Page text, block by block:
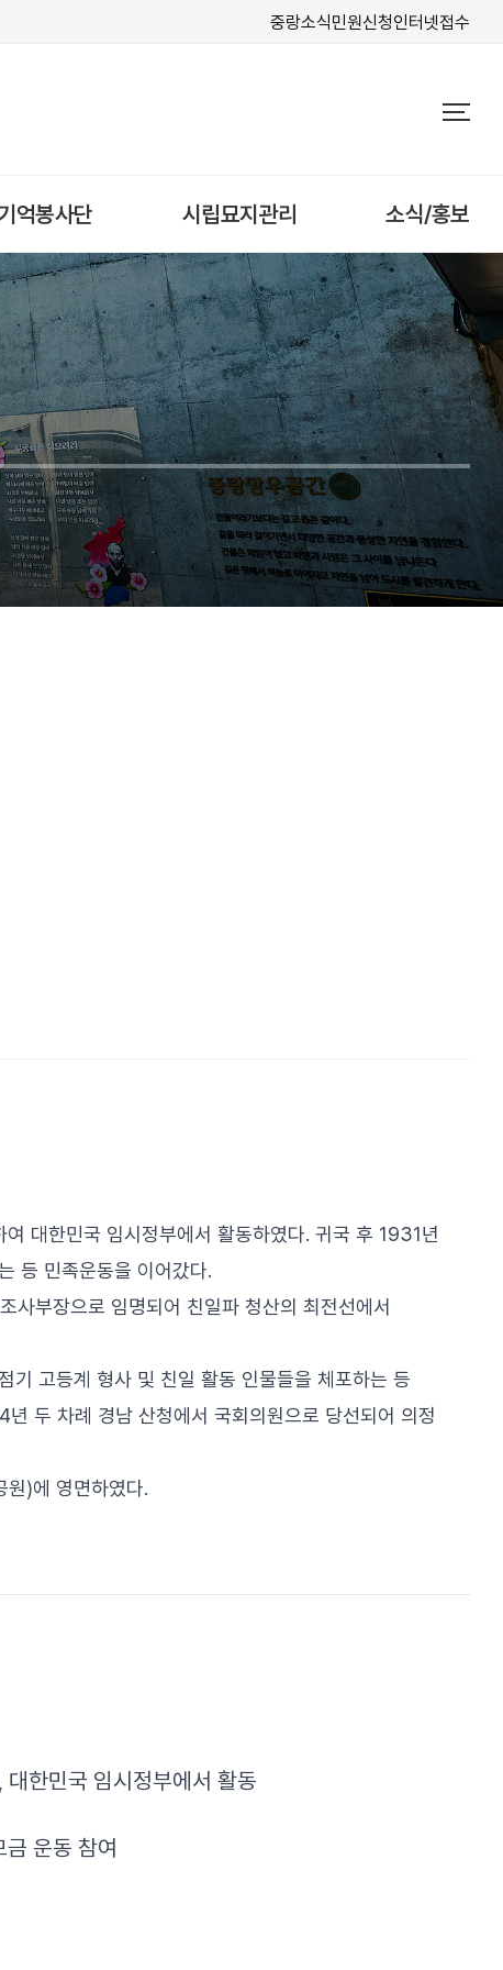
중랑소식민원신청인터넷접수
억봉사단 시립묘지관리 소식/홍보
대한민국 임시정부에서 활동하였다. 귀국 후 1931년
등 민족운동을 이어갔다.
부장으로 임명되어 친일파 청산의 최전선에서
기 고등계 형사 및 친일 활동 인물들을 체포하는 등
두 차례 경남 산청에서 국회의원으로 당선되어 의정
)에 영면하였다.
한민국 임시정부에서 활동
운동 참여